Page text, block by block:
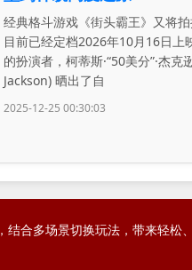
经典格斗游戏《街头霸王》又将拍
目前已经定档2026年10月16日上
的扮演者，柯蒂斯·“50美分”·杰
Jackson) 晒出了自
2025-12-25 00:30:03
合多场景切换玩法，带来轻松